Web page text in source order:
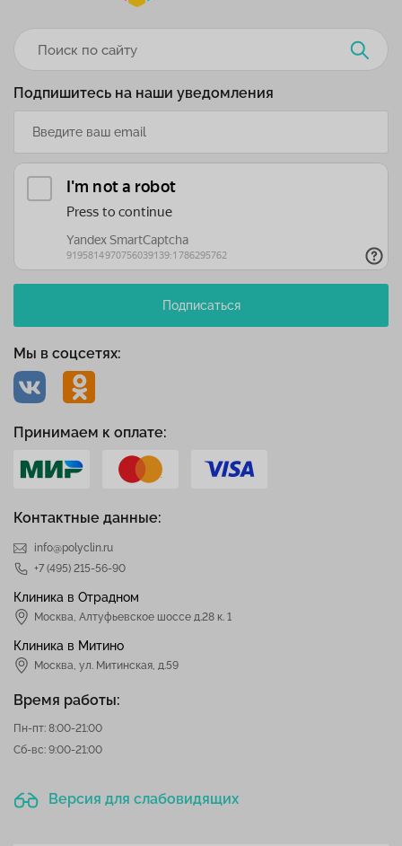
Контактные данные:
info@polyclin.ru
+7 (495) 215-56-90
Клиника в Отрадном
Москва Алтуфьевское шоссе д.28 к. 1
Клиника в Митино
Москва, ул. Митинская, д.59
Время работы:
Пн-пт: 8:00-21:00
Сб-вс: 9:00-21:00
Мы в соцсетях:
Подпишитесь на наши уведомления
Подписаться
Версия для слабовидящих
Принимаем к оплате: